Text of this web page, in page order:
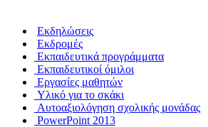
Εκδηλώσεις
Εκδρομές
Εκπαιδευτικά προγράμματα
Εκπαιδευτικοί όμιλοι
Εργασίες μαθητών
Υλικό για το σκάκι
Αυτοαξιολόγηση σχολικής μονάδας
PowerPoint 2013